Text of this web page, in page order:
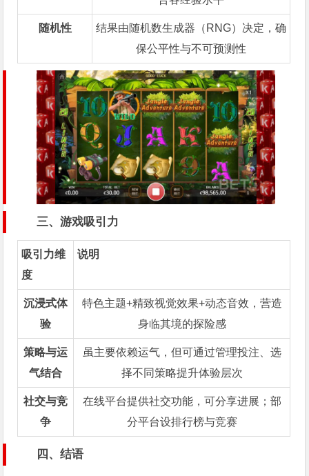
随机性
结果由随机数生成器（RNG）决定，确
保公平性与不可预测性
三、游戏吸引力
吸引力维
度
说明
沉浸式体
验
特色主题+精致视觉效果+动态音效，营造
身临其境的探险感
策略与运
气结合
虽主要依赖运气，但可通过管理投注、选
择不同策略提升体验层次
社交与竞
争
在线平台提供社交功能，可分享进展；部
分平台设排行榜与竞赛
四、结语